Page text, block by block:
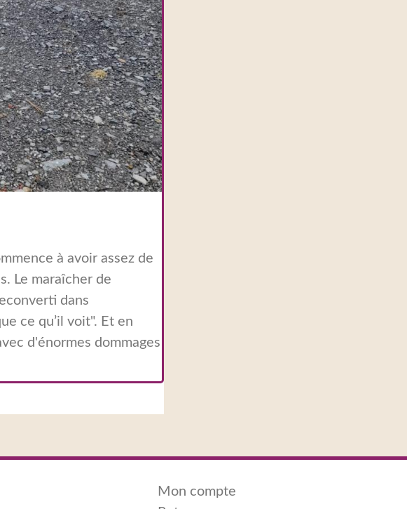
à avoir assez de
Le maraîcher de
dans
ce qu’il voit". Et en
d'énormes dommages
Mon compte